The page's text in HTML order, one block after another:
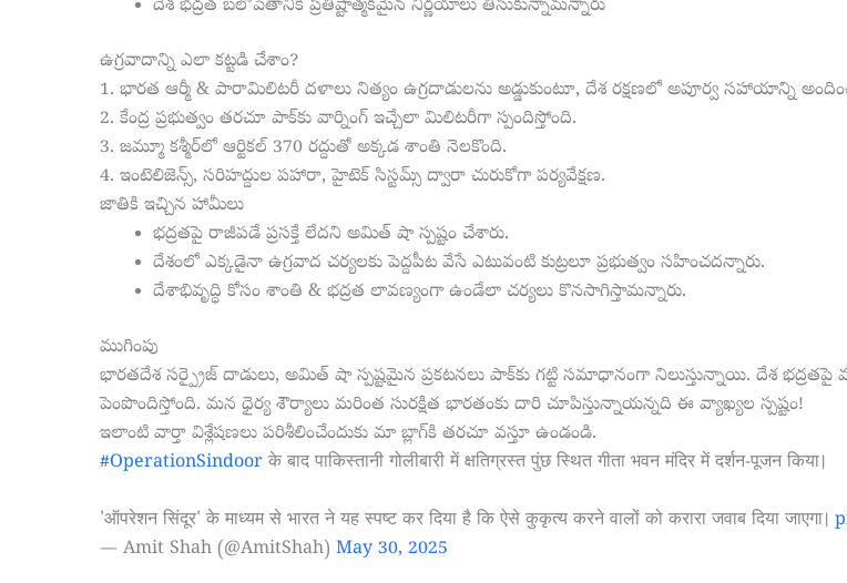
దేశ భద్రత బలోపేతానికి ప్రతిష్టాత్మకమైన నిర్ణయాలు తీసుకున్నామన్నారు
ఉగ్రవాదాన్ని ఎలా కట్టడి చేశాం?
1. భారత ఆర్మీ & పారామిలిటరీ దళాలు నిత్యం ఉగ్రదాడులను అడ్డుకుంటూ, దేశ రక్షణలో అపూర్వ సహాయాన్ని
2. కేంద్ర ప్రభుత్వం తరచూ పాక్‌కు వార్నింగ్ ఇచ్చేలా మిలిటరీగా స్పందిస్తోంది.
3. జమ్మూ కశ్మీర్‌లో ఆర్టికల్ 370 రద్దుతో అక్కడ శాంతి నెలకొంది.
4. ఇంటెలిజెన్స్, సరిహద్దుల పహారా, హైటెక్ సిస్టమ్స్ ద్వారా చురుకోగా పర్యవేక్షణ.
జాతికి ఇచ్చిన హామీలు
భద్రతపై రాజీపడే ప్రసక్తే లేదని అమిత్ షా స్పష్టం చేశారు.
దేశంలో ఎక్కడైనా ఉగ్రవాద చర్యలకు పెద్దపీట వేసే ఎటువంటి కుట్రలూ ప్రభుత్వం సహించదన్నారు.
దేశాభివృద్ధి కోసం శాంతి & భద్రత లావణ్యంగా ఉండేలా చర్యలు కొనసాగిస్తామన్నారు.
ముగింపు
భారతదేశ సర్ప్రైజ్ దాడులు, అమిత్ షా స్పష్టమైన ప్రకటనలు పాక్‌కు గట్టి సమాధానంగా నిలుస్తున్నాయి. దేశ
పెంపొందిస్తోంది. మన ధైర్య శౌర్యాలు మరింత సురక్షిత భారతంకు దారి చూపిస్తున్నాయన్నది ఈ వ్యాఖ్యల స్పష్టం!
ఇలాంటి వార్తా విశ్లేషణలు పరిశీలించేందుకు మా బ్లాగ్‌కి తరచూ వస్తూ ఉండండి.
#OperationSindoor के बाद पाकिस्तानी गोलीबारी में क्षतिग्रस्त पुंछ स्थित गीता भवन मंदिर में दर्शन-पूजन किया।
'ऑपरेशन सिंदूर' के माध्यम से भारत ने यह स्पष्ट कर दिया है कि ऐसे कुकृत्य करने वालों को करारा जवाब दिया जाएगा।
— Amit Shah (@AmitShah) May 30, 2025